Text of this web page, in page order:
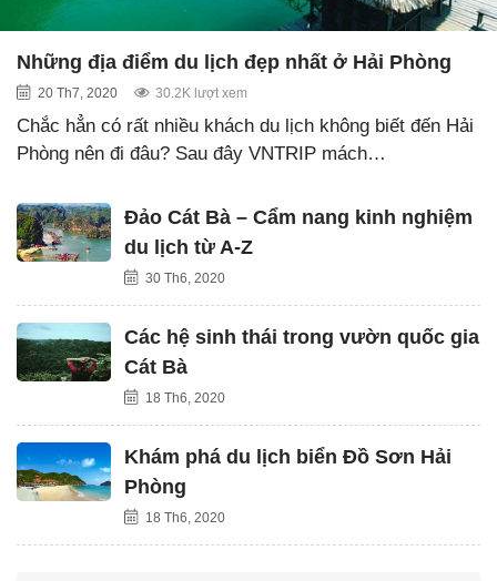
Những địa điểm du lịch đẹp nhất ở Hải Phòng
20 Th7, 2020 30.2K lượt xem
Chắc hẳn có rất nhiều khách du lịch không biết đến Hải
Phòng nên đi đâu? Sau đây VNTRIP mách…
Đảo Cát Bà – Cẩm nang kinh nghiệm
du lịch từ A-Z
30 Th6, 2020
Các hệ sinh thái trong vườn quốc gia
Cát Bà
18 Th6, 2020
Khám phá du lịch biển Đồ Sơn Hải
Phòng
18 Th6, 2020